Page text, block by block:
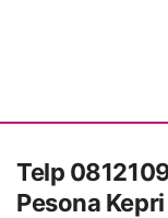
Telp
Pesona